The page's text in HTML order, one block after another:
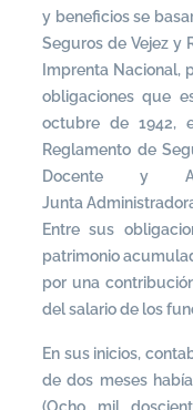
y beneficios se
Seguros de Vejez y
Imprenta Nacional,
obligaciones que
octubre de 1942,
Reglamento de
Docente y
Junta
Entre sus
patrimonio
por una
del salario de los
En sus inicios,
de dos meses